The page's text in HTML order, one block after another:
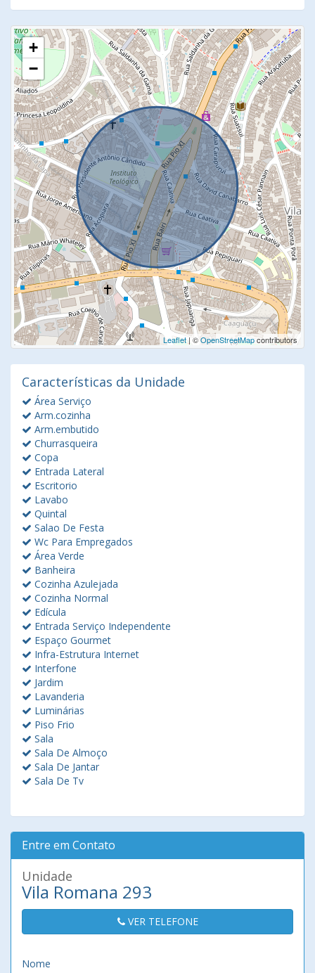
+
−
Leaflet | ©OpenStreetMapcontributors
Características da Unidade
Área Serviço
Arm.cozinha
Arm.embutido
Churrasqueira
Copa
Entrada Lateral
Escritorio
Lavabo
Quintal
Salao De Festa
Wc Para Empregados
Área Verde
Banheira
Cozinha Azulejada
Cozinha Normal
Edícula
Entrada Serviço Independente
Espaço Gourmet
Infra-Estrutura Internet
Interfone
Jardim
Lavanderia
Luminárias
Piso Frio
Sala
Sala De Almoço
Sala De Jantar
Sala De Tv
Entre em Contato
Unidade
Vila Romana 293
VER TELEFONE
Nome